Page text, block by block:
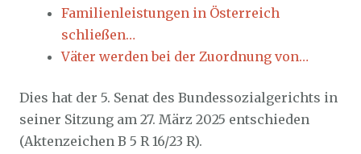
Familienleistungen in Österreich
schließen…
Väter werden bei der Zuordnung von…
Dies hat der 5. Senat des Bundessozialgerichts in
seiner Sitzung am 27. März 2025 entschieden
(Aktenzeichen B 5 R 16/23 R).